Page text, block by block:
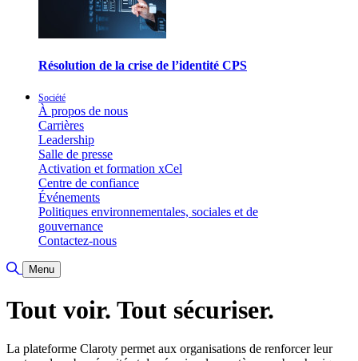
Résolution de la crise de l’identité CPS
Société
À propos de nous
Carrières
Leadership
Salle de presse
Activation et formation xCel
Centre de confiance
Événements
Politiques environnementales, sociales et de
gouvernance
Contactez-nous
Basculer la recherche
Menu
Tout voir. Tout sécuriser.
La plateforme Claroty permet aux organisations de renforcer leur